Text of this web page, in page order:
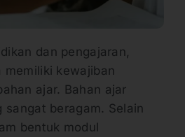
dan pengajaran,
memiliki kewajiban
ajar. Bahan ajar
sangat beragam. Selain
bentuk modul